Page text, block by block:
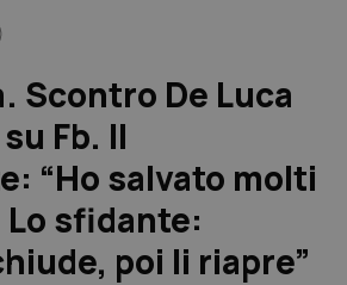
Scontro De Luca
Fb. Il
“Ho salvato molti
Lo sfidante:
poi li riapre”